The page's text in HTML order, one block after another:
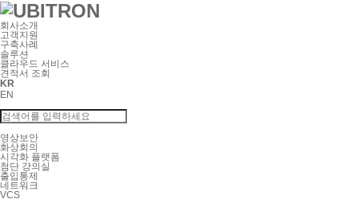
회사소개
고객지원
구축사례
솔루션
클라우드 서비스
견적서 조회
KR
EN
영상보안
화상회의
시각화 플랫폼
첨단 강의실
출입통제
네트워크
VCS